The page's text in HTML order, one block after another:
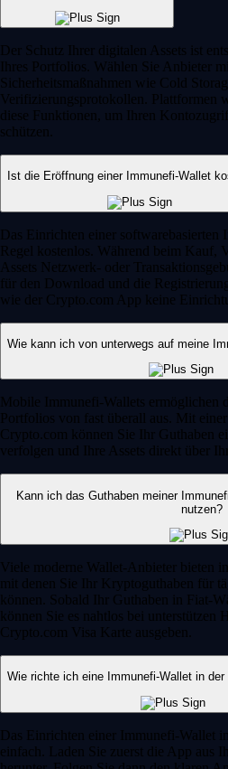
Der Schutz Ihrer digitalen Assets ist
Ihres Portfolios. Wählen Sie Anbieter
Sicherheitsmaßnahmen wie Cold
Verifizierungsprotokollen. Plattformen
diese Funktionen, um Ihren
schützen.
Ist die Eröffnung einer Immunefi-Wallet
Das Einrichten einer softwarebasierten
Regel kostenlos. Während beim Kauf,
Assets Netzwerk- oder
für den Download und die
wie der Crypto.com App keine
Wie kann ich von unterwegs auf meine
Mobile Immunefi-Wallets ermöglichen
Portfolios von fast überall aus. Mit
Crypto.com können Sie Ihr Guthaben
verfolgen und Ihre Assets direkt über
Kann ich das Guthaben meiner
nutzen?
Viele moderne Wallet-Anbieter bieten
mit denen Sie Ihr Kryptoguthaben für
können. Sobald Ihr Guthaben in Fiat-
können Sie es nahtlos bei
Crypto.com Visa Karte ausgeben.
Wie richte ich eine Immunefi-Wallet in
Das Einrichten einer Immunefi-Wallet
einfach. Laden Sie zuerst die App aus